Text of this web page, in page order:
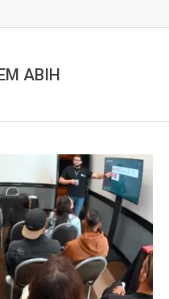
ABIH